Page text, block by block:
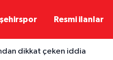
Resmi ilanlar
dikkat çeken iddia